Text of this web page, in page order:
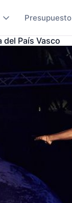
Presupuesto
del País Vasco